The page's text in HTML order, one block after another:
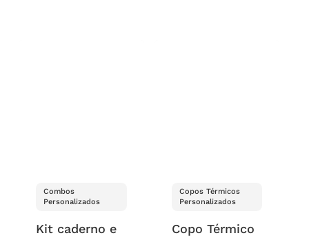
Combos
Personalizados
Kit caderno e
Copos Térmicos
Personalizados
Copo Térmico